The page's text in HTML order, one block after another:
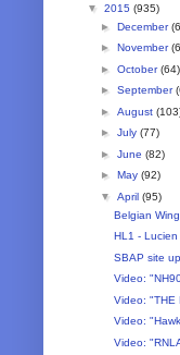
▼ 2015 (935)
► December
► November
► October(64)
► September
► August
► July (77)
► June (82)
► May (92)
▼ April (95)
Belgian
HL1 - Lucien
SBAP site
Video:
Video: "THE
Video:
Video: